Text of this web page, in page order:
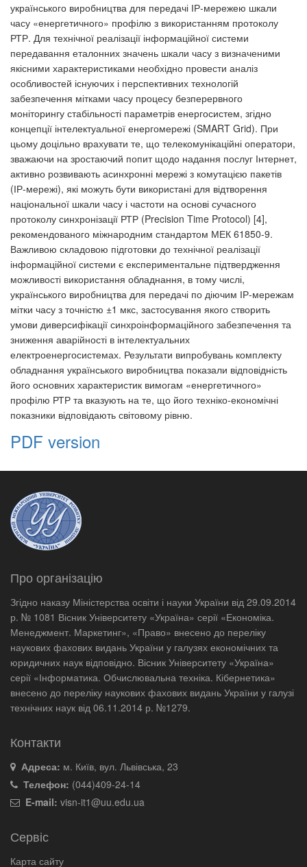
українського виробництва для передачі ІР-мережею шкали
часу «енергетичного» профілю з використанням протоколу
РТР. Для технічної реалізації інформаційної системи
передавання еталонних значень шкали часу з визначеними
якісними характеристиками необхідно провести аналіз
особливостей існуючих і перспективних технологій
забезпечення мітками часу процесу безперервного
моніторингу стабільності параметрів енергосистем, згідно
концепції інтелектуальної енергомережі (SMART Grid). При
цьому доцільно врахувати те, що телекомунікаційні оператори,
зважаючи на зростаючий попит щодо надання послуг Інтернет,
активно розвивають асинхронні мережі з комутацією пакетів
(ІР-мережі), які можуть бути використані для відтворення
національної шкали часу і частоти на основі сучасного
протоколу синхронізації РТР (Precision Time Protocol) [4],
рекомендованого міжнародним стандартом МЕК 61850-9.
Важливою складовою підготовки до технічної реалізації
інформаційної системи є експериментальне підтвердження
можливості використання обладнання, в тому числі,
українського виробництва для передачі по діючим ІР-мережам
мітки часу з точністю ±1 мкс, застосування якого створить
умови диверсифікації синхроінформаційного забезпечення та
зниження аварійності в інтелектуальних
електроенергосистемах. Результати випробувань комплекту
обладнання українського виробництва показали відповідність
його основних характеристик вимогам «енергетичного»
профілю РТР та вказують на те, що його техніко-економічні
показники відповідають світовому рівню.
PDF version
Про організацію
Згідно наказу Міністерства освіти і науки України від 29.09.2014
р. № 1081 Вісник Університету «Україна» серії «Економіка.
Менеджмент. Маркетинг», «Право» внесено до переліку
наукових фахових видань України у галузях економічних та
юридичних наук відповідно. Вісник Університету «Україна»
серії «Інформатика. Обчислювальна техніка. Кібернетика»
внесено до переліку наукових фахових видань України у галузі
технічних наук від 06.11.2014 р. №1279.
Контакти
Адреса: м. Київ, вул. Львівська, 23
Телефон: (044)409-24-14
E-mail: visn-it1@uu.edu.ua
Сервіс
Карта сайту